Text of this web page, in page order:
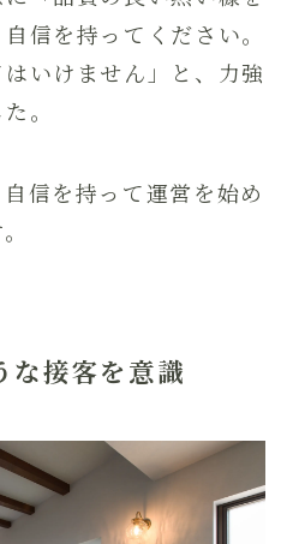
信を持ってください。
いけません」と、力強
。
信を持って運営を始め
な接客を意識